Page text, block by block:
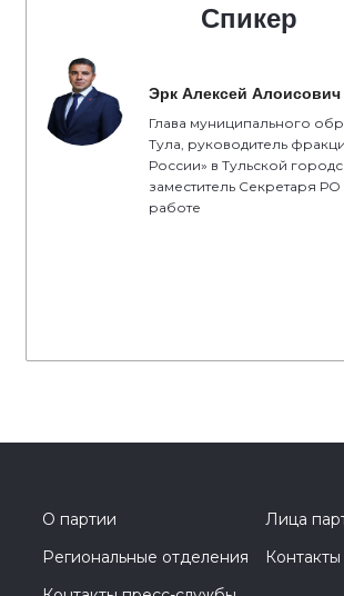
Спикер
Эрк Алексей Алоисович
Глава муниципального
Тула, руководитель
России» в Тульской
заместитель Секретаря
работе
О партии
Лица
Региональные отделения